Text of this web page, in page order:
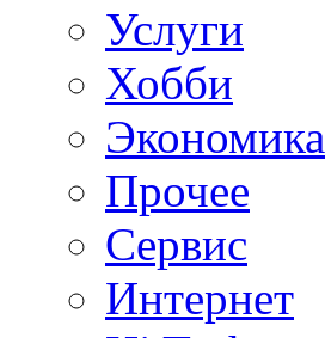
Услуги
Хобби
Экономика
Прочее
Сервис
Интернет